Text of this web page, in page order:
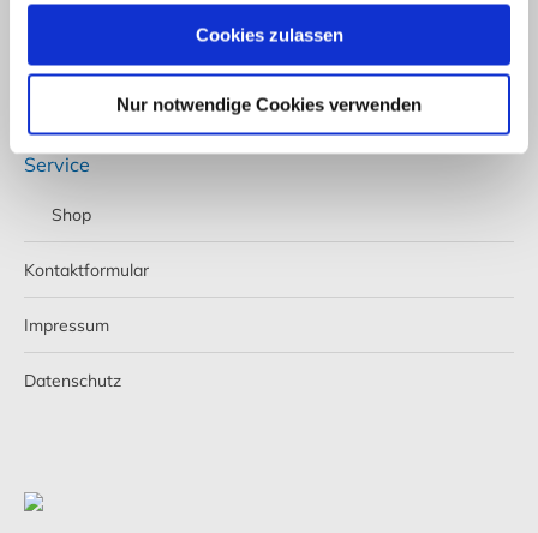
Cookies zulassen
Nur notwendige Cookies verwenden
E-Mail:info@stoeckel-soehne.de
Service
Shop
Kontaktformular
Impressum
Datenschutz